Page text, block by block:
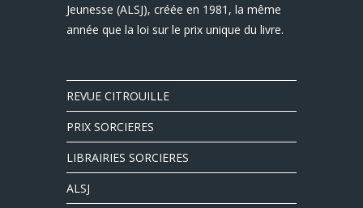
Jeunesse (ALSJ), créée en 1981, la même
année que la loi sur le prix unique du livre.
REVUE CITROUILLE
PRIX SORCIERES
LIBRAIRIES SORCIERES
ALSJ